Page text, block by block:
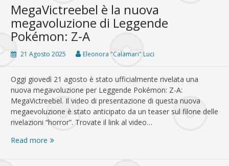
gli
altri
MegaVictreebel è la nuova
megavoluzione di Leggende
Pokémon: Z-A
21 Agosto 2025 Eleonora "Calamari" Luci
Oggi giovedì 21 agosto è stato ufficialmente rivelata una
nuova megavoluzione per Leggende Pokémon: Z-A:
MegaVictreebel. Il video di presentazione di questa nuova
megaevoluzione è stato anticipato da un teaser sul filone delle
rivelazioni “horror”. Trovate il link al video…
Read more MegaVictreebel